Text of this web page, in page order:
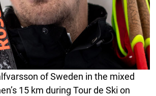
of Sweden in the mixed
15 km during Tour de Ski on